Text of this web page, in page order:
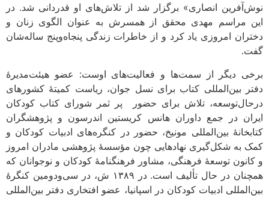
نوش‌آفرین انصاری» برگزار شد از تلاش‌های او قدردانی شد. در
این مراسم مهدی محقق از همسرش به عنوان الگوی زنان و
دختران امروزی یاد کرد و از خاطرات زندگی پنجاه‌وپنج ساله‌شان
گفت.
برخی دیگر از سمت‌ها و فعالیت‌های اوست: عضو هیئت‌مدیرۀ
دفتر بین‌المللی کتاب برای نسل جوان، ریاست کمیتۀ کشورهای
درحال‌توسعه، تلاش برای حضور پر ثمر شورای کتاب کودکان
ایران در جمع داوران هانس کریستین اندرسون و پژوهشگران
کتابخانۀ بین‌المللی مونیخ، حضور در کنگره‌های ادبیات کودکان و
کمک به شکل‌گیری نهادهایی چون مؤسسۀ پژوهشی مادران امروز
و کانون توسعۀ فرهنگی، مشاور فرهنگنامۀ کودکان و نوجوانان که
همچنان در حال تألیف است. در ۱۳۸۹ ش، در سی‌ودومین کنگرۀ
بین‌المللی ادبیات کودکان در اسپانیا، عضو افتخاری دفتر بین‌المللی